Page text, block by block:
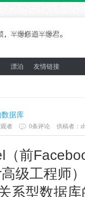
漂泊 友情链接
数据库
者 0条评论 供稿者：
（前
高级工程师
系型数据